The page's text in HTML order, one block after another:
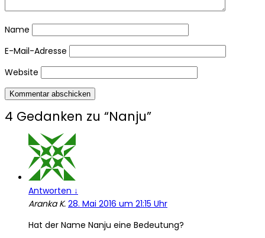
Name
E-Mail-Adresse
Website
4 Gedanken zu “Nanju”
Antworten ↓
Aranka K. 28. Mai 2016 um 21:15 Uhr
Hat der Name Nanju eine Bedeutung?